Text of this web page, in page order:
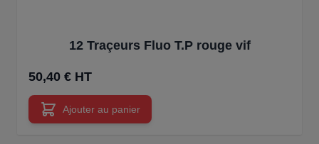
12 Traçeurs Fluo T.P rouge vif
50,40 € HT
Ajouter au panier